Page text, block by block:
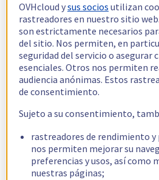
OVHcloud ysus socios utilizan
rastreadores en nuestro sitio
son estrictamente necesarios
del sitio. Nos permiten, en
seguridad del servicio o asegurar
esenciales. Otros nos permiten
audiencia anónimas. Estos
de consentimiento.
Sujeto a su consentimiento,
rastreadores de rendimiento y
nos permiten mejorar su
preferencias y usos, así como
nuestras páginas;